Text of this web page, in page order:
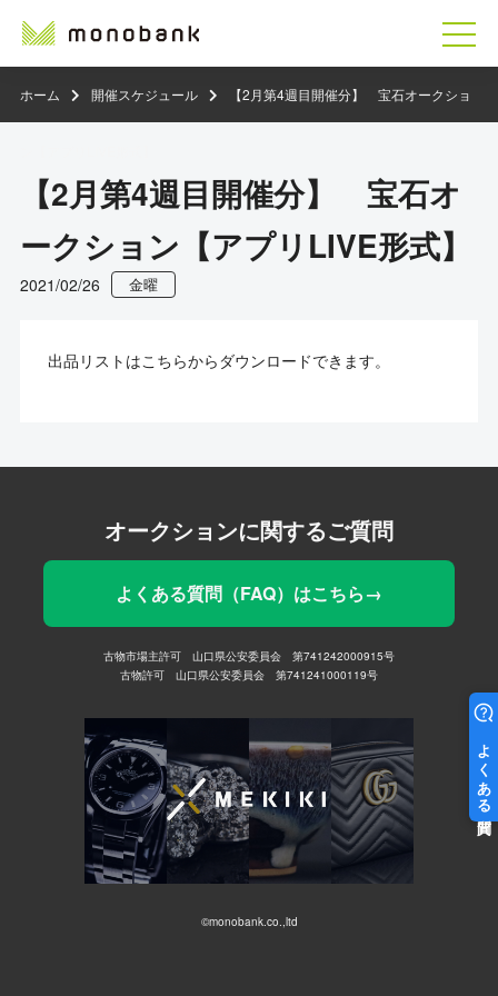
ホーム 開催スケジュール 【2月第4週目開催分】 宝石オークショ
【2月第4週目開催分】 宝石オ
ークション【アプリLIVE形式】
2021/02/26 金曜
出品リストはこちらからダウンロードできます。
オークションに関するご質問
よくある質問（FAQ）はこちら→
古物市場主許可 山口県公安委員会 第741242000915号
古物許可 山口県公安委員会 第741241000119号
©monobank.co.,ltd